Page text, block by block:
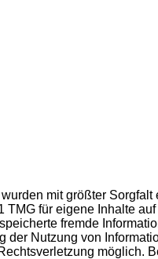
mit größter
für eigene Inhalte
fremde
der Nutzung von
möglich.